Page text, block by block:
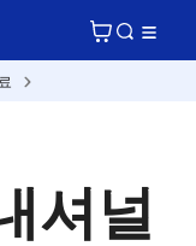
셔널